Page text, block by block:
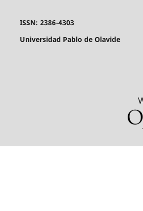
ISSN: 2386-4303
Universidad Pablo de Olavide